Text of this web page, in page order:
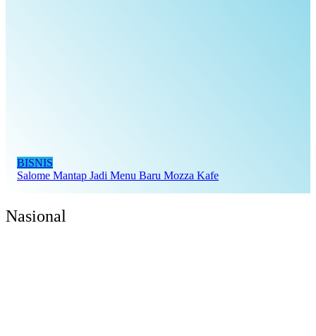
BISNIS
Salome Mantap Jadi Menu Baru Mozza Kafe
Nasional